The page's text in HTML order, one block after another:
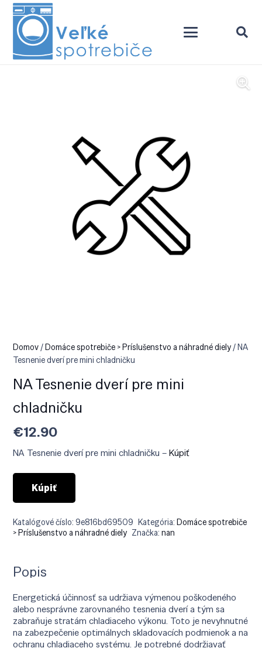
Domov/Domáce spotrebiče > Príslušenstvo a náhradné diely/ NA
Tesnenie dverí pre mini chladničku
NA Tesnenie dverí pre mini
chladničku
€12.90
NA Tesnenie dverí pre mini chladničku –Kúpiť
Kúpiť
Katalógové číslo:9e816bd69509 Kategória:Domáce spotrebiče
> Príslušenstvo a náhradné diely Značka:nan
Popis
Energetická účinnosť sa udržiava výmenou poškodeného
alebo nesprávne zarovnaného tesnenia dverí a tým sa
zabraňuje stratám chladiaceho výkonu. Toto je nevyhnutné
na zabezpečenie optimálnych skladovacích podmienok a na
ochranu chladiaceho systému. Je potrebné dodržiavať